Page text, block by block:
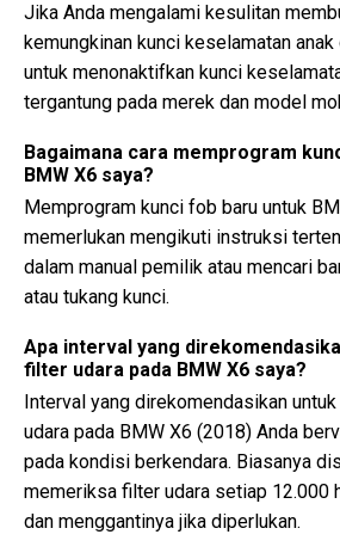
Jika Anda mengalami kesulitan
kemungkinan kunci keselamatan
untuk menonaktifkan kunci
tergantung pada merek dan model
Bagaimana cara memprogram
BMW X6 saya?
Memprogram kunci fob baru untuk
memerlukan mengikuti instruksi
dalam manual pemilik atau mencari
atau tukang kunci.
Apa interval yang
filter udara pada BMW X6 saya?
Interval yang direkomendasikan
udara pada BMW X6 (2018) Anda
pada kondisi berkendara. Biasanya
memeriksa filter udara setiap 12.000
dan menggantinya jika diperlukan.